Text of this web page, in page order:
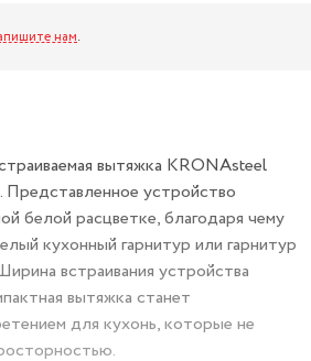
нам.
вытяжка KRONAsteel
устройство
белой расцветке, благодаря чему
кухонный гарнитур или гарнитур
встраивания устройства
вытяжка станет
для кухонь, которые не